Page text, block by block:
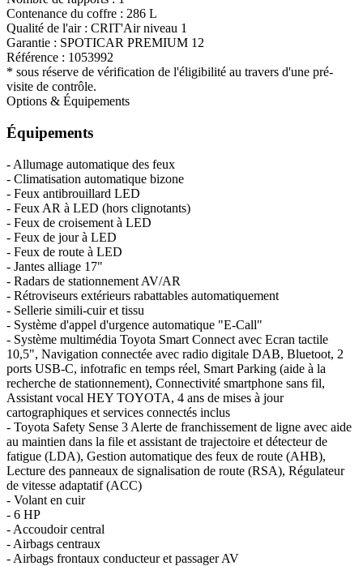
Contenance du coffre : 286 L
Qualité de l'air : CRIT'Air niveau 1
Garantie : SPOTICAR PREMIUM 12
Référence : 1053992
* sous réserve de vérification de l'éligibilité au travers d'une pré-
visite de contrôle.
Options & Équipements
Équipements
- Allumage automatique des feux
- Climatisation automatique bizone
- Feux antibrouillard LED
- Feux AR à LED (hors clignotants)
- Feux de croisement à LED
- Feux de jour à LED
- Feux de route à LED
- Jantes alliage 17"
- Radars de stationnement AV/AR
- Rétroviseurs extérieurs rabattables automatiquement
- Sellerie simili-cuir et tissu
- Système d'appel d'urgence automatique "E-Call"
- Système multimédia Toyota Smart Connect avec Ecran tactile
10,5", Navigation connectée avec radio digitale DAB, Bluetoot, 2
ports USB-C, infotrafic en temps réel, Smart Parking (aide à la
recherche de stationnement), Connectivité smartphone sans fil,
Assistant vocal HEY TOYOTA, 4 ans de mises à jour
cartographiques et services connectés inclus
- Toyota Safety Sense 3 Alerte de franchissement de ligne avec aide
au maintien dans la file et assistant de trajectoire et détecteur de
fatigue (LDA), Gestion automatique des feux de route (AHB),
Lecture des panneaux de signalisation de route (RSA), Régulateur
de vitesse adaptatif (ACC)
- Volant en cuir
- 6 HP
- Accoudoir central
- Airbags centraux
- Airbags frontaux conducteur et passager AV